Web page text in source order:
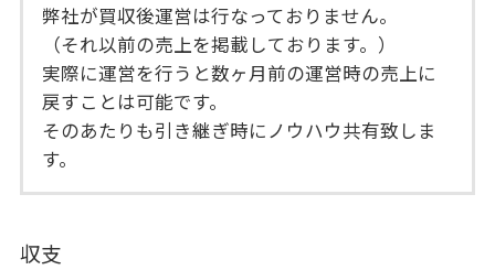
弊社が買収後運営は行なっておりません。
（それ以前の売上を掲載しております。）
実際に運営を行うと数ヶ月前の運営時の売上に
戻すことは可能です。
そのあたりも引き継ぎ時にノウハウ共有致しま
す。
収支